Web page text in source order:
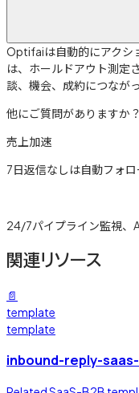
Optifaiは自動的にアクシ
は、ホールドアウト測定
談、機会、成約につなが
他にご質問がありますか
売上加速
7日返信なしは自動フォ
24/7パイプライン監視、
関連リソース
📄
template
template
inbound-reply-